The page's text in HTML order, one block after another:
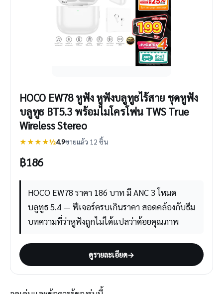
HOCO EW78 หูฟัง หูฟังบลูทูธไร้สาย ชุดหูฟัง
บลูทูธ BT5.3 พร้อมไมโครโฟน TWS True
Wireless Stereo
★★★★½4.9ขายแล้ว 12 ชิ้น
฿186
HOCO EW78 ราคา 186 บาท มี ANC 3 โหมด
บลูทูธ 5.4 — ฟีเจอร์ครบเกินราคา สอดคล้องกับธีม
บทความที่ว่าหูฟังถูกไม่ได้แปลว่าด้อยคุณภาพ
ดูรายละเอียด→